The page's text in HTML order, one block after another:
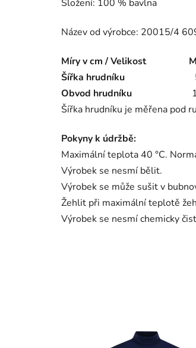
Složení: 100 % bavlna
Název od výrobce: 20015/4
Míry v cm / Velikost
Šířka hrudníku
Obvod hrudníku
Šířka hrudníku je měřena pod
Pokyny k údržbě:
Maximální teplota 40 °C.
Výrobek se nesmí bělit.
Výrobek se může sušit v
Žehlit při maximální teplotě
Výrobek se nesmí chemicky